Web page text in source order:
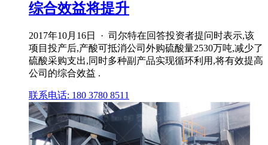
综合效益将提升
2017年10月16日 · 司尔特在回答投资者提问时表示,该
项目投产后,产酸可抵消公司外购硫酸量2530万吨,减少了
硫酸采购支出,同时多种副产品实现循环利用,将有效提高
公司的综合效益 .
联系电话: 180 3780 8511